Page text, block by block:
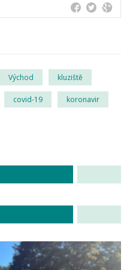
Východ kluziště
covid-19 koronavir